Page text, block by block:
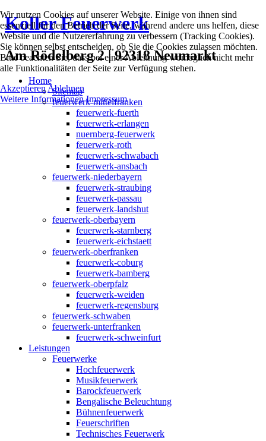
Koller Feuerwerk
Am Rödelberg 2 | 92318 Neumarkt
Home
Sitemap
feuerwerk-mittelfranken
feuerwerk-fuerth
feuerwerk-erlangen
nuernberg-feuerwerk
feuerwerk-roth
feuerwerk-schwabach
feuerwerk-ansbach
feuerwerk-niederbayern
feuerwerk-straubing
feuerwerk-passau
feuerwerk-landshut
feuerwerk-oberbayern
feuerwerk-starnberg
feuerwerk-eichstaett
feuerwerk-oberfranken
feuerwerk-coburg
feuerwerk-bamberg
feuerwerk-oberpfalz
feuerwerk-weiden
feuerwerk-regensburg
feuerwerk-schwaben
feuerwerk-unterfranken
feuerwerk-schweinfurt
Leistungen
Feuerwerke
Hochfeuerwerk
Musikfeuerwerk
Barockfeuerwerk
Bengalische Beleuchtung
Bühnenfeuerwerk
Feuerschriften
Technisches Feuerwerk
Wir nutzen Cookies auf unserer Website. Einige von ihnen sind
essenziell für den Betrieb der Seite, während andere uns helfen, diese
Website und die Nutzererfahrung zu verbessern (Tracking Cookies).
Sie können selbst entscheiden, ob Sie die Cookies zulassen möchten.
Bitte beachten Sie, dass bei einer Ablehnung womöglich nicht mehr
alle Funktionalitäten der Seite zur Verfügung stehen.
AkzeptierenAblehnen
Weitere Informationen Impressum